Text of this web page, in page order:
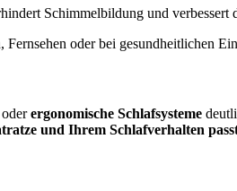
Schimmelbildung und verbessert
oder bei gesundheitlichen
oderergonomische Schlafsysteme
und Ihrem Schlafverhalten